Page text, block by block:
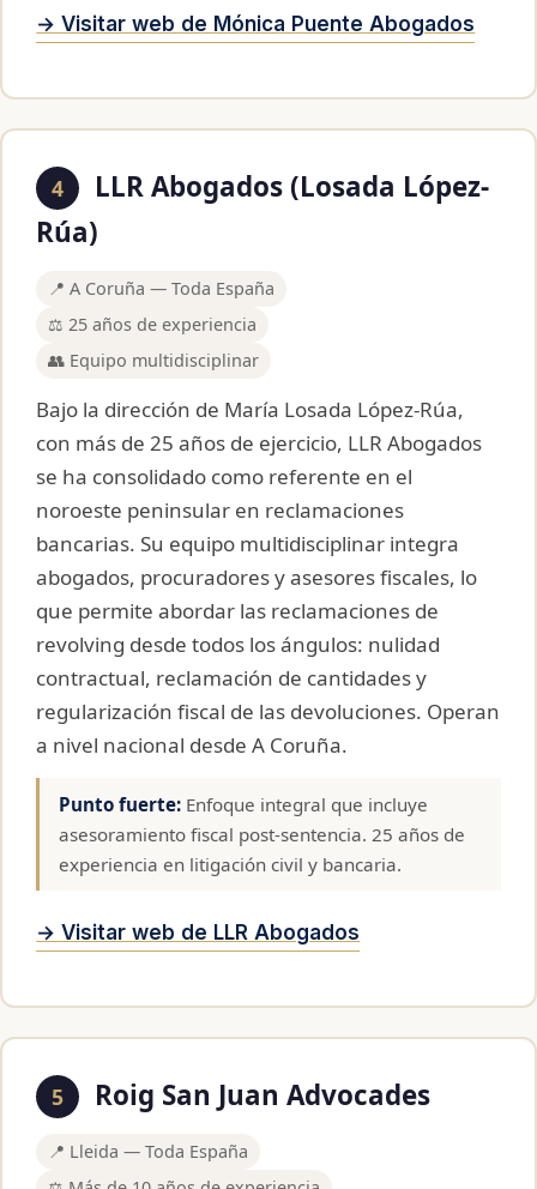
→ Visitar web de Mónica Puente Abogados
4
LLR Abogados (Losada López-
Rúa)
📍 A Coruña — Toda España
⚖️ 25 años de experiencia
👥 Equipo multidisciplinar
Bajo la dirección de María Losada López-Rúa,
con más de 25 años de ejercicio, LLR Abogados
se ha consolidado como referente en el
noroeste peninsular en reclamaciones
bancarias. Su equipo multidisciplinar integra
abogados, procuradores y asesores fiscales, lo
que permite abordar las reclamaciones de
revolving desde todos los ángulos: nulidad
contractual, reclamación de cantidades y
regularización fiscal de las devoluciones. Operan
a nivel nacional desde A Coruña.
Punto fuerte: Enfoque integral que incluye
asesoramiento fiscal post-sentencia. 25 años de
experiencia en litigación civil y bancaria.
→ Visitar web de LLR Abogados
5 Roig San Juan Advocades
📍 Lleida — Toda España